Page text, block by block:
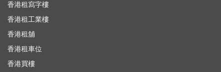
香港租寫字樓
香港租工業樓
香港租舖
香港租車位
香港買樓